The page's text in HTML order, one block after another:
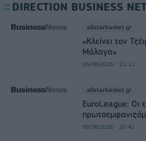
DIRECTION BUSINESS
allstarbasket.gr
«Κλείνει τον
Μάλαγα»
06/08/2026 - 21:11
allstarbasket.gr
EuroLeague: Οι
06/08/2026 - 20:41